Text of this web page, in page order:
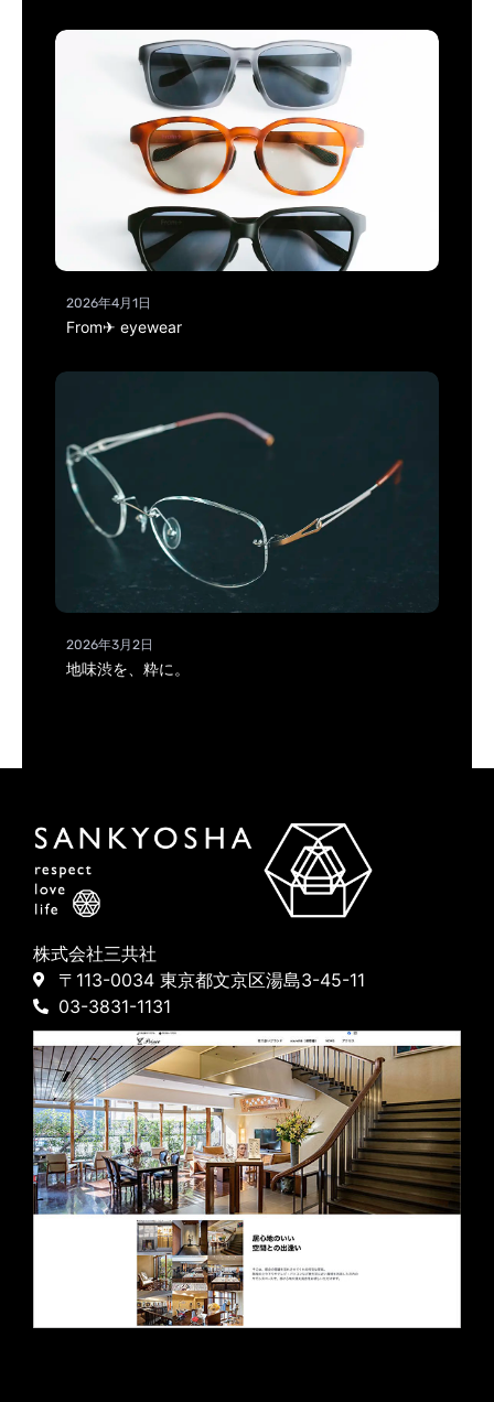
2026年4月1日
From✈ eyewear
2026年3月2日
地味渋を、粋に。
株式会社三共社
〒113-0034 東京都文京区湯島3-45-11
03-3831-1131